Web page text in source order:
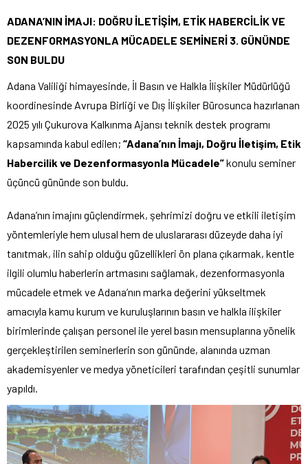
ADANA’NIN İMAJI: DOĞRU İLETİŞİM, ETİK HABERCİLİK VE
DEZENFORMASYONLA MÜCADELE SEMİNERİ 3. GÜNÜNDE
SON BULDU
Adana Valiliği himayesinde, İl Basın ve Halkla İlişkiler Müdürlüğü
koordinesinde Avrupa Birliği ve Dış İlişkiler Bürosunca hazırlanan
2025 yılı Çukurova Kalkınma Ajansı teknik destek programı
kapsamında kabul edilen; “Adana’nın İmajı, Doğru İletişim, Etik
Habercilik ve Dezenformasyonla Mücadele”konulu seminer
üçüncü gününde son buldu.
Adana’nın imajını güçlendirmek, şehrimizi doğru ve etkili iletişim
yöntemleriyle hem ulusal hem de uluslararası düzeyde daha iyi
tanıtmak, ilin sahip olduğu güzellikleri ön plana çıkarmak, kentle
ilgili olumlu haberlerin artmasını sağlamak, dezenformasyonla
mücadele etmek ve Adana’nın marka değerini yükseltmek
amacıyla kamu kurum ve kuruluşlarının basın ve halkla ilişkiler
birimlerinde çalışan personel ile yerel basın mensuplarına yönelik
gerçekleştirilen seminerlerin son gününde, alanında uzman
akademisyenler ve medya yöneticileri tarafından çeşitli sunumlar
yapıldı.